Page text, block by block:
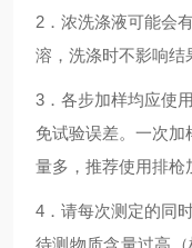
2．浓洗涤液可能会
溶，洗涤时不影响结
3．各步加样均应使
免试验误差。一次加
量多，推荐使用排枪
4．请每次测定的同
待测物质含量过高